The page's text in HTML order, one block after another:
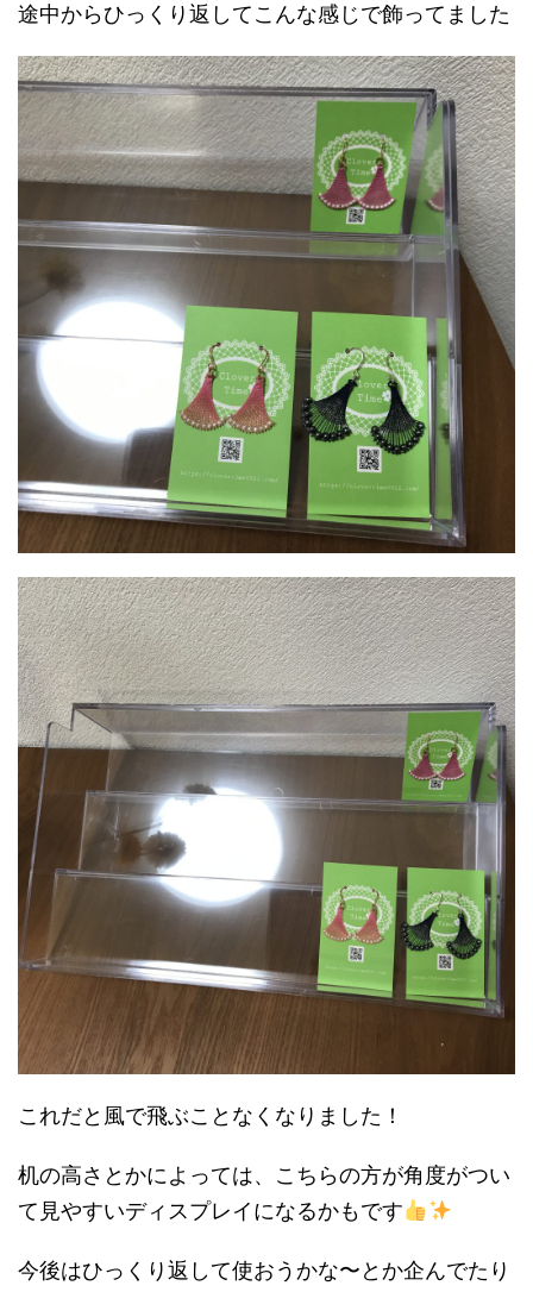
途中からひっくり返してこんな感じで飾ってました
これだと風で飛ぶことなくなりました！
机の高さとかによっては、こちらの方が角度がつい
て見やすいディスプレイになるかもです
今後はひっくり返して使おうかな〜とか企んでたり